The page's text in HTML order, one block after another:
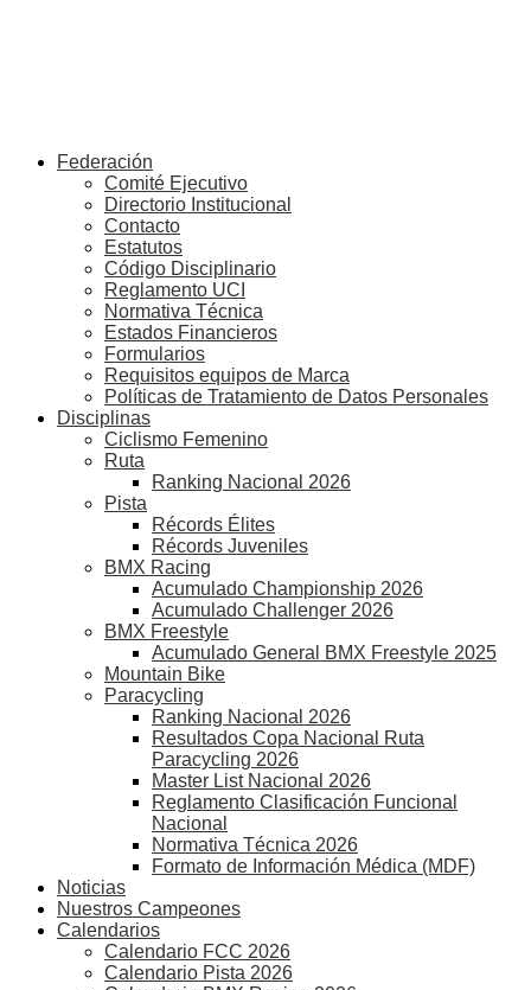
Federación
Comité Ejecutivo
Directorio Institucional
Contacto
Estatutos
Código Disciplinario
Reglamento UCI
Normativa Técnica
Estados Financieros
Formularios
Requisitos equipos de Marca
Políticas de Tratamiento de Datos Personales
Disciplinas
Ciclismo Femenino
Ruta
Ranking Nacional 2026
Pista
Récords Élites
Récords Juveniles
BMX Racing
Acumulado Championship 2026
Acumulado Challenger 2026
BMX Freestyle
Acumulado General BMX Freestyle 2025
Mountain Bike
Paracycling
Ranking Nacional 2026
Resultados Copa Nacional Ruta
Paracycling 2026
Master List Nacional 2026
Reglamento Clasificación Funcional
Nacional
Normativa Técnica 2026
Formato de Información Médica (MDF)
Noticias
Nuestros Campeones
Calendarios
Calendario FCC 2026
Calendario Pista 2026